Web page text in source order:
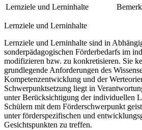
Lernziele und Lerninhalte
Lernziele und Lerninhalte
Lernziele und Lerninhalte sind in
sonderpädagogischen Förderbedarfs im
modifizieren bzw. zu konkretisieren. Sie
grundlegende Anforderungen des
Kompetenzentwicklung und der
Schwerpunktsetzung liegt in
unter Berücksichtigung der individuellen
Schülern mit dem Förderschwerpunkt
unter förderspezifischen und
Gesichtspunkten zu treffen.